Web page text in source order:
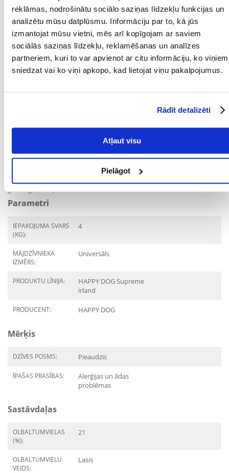
reklāmas, nodrošinātu sociālo saziņas līdzekļu funkcijas un
analizētu mūsu datplūsmu. Informāciju par to, kā jūs
izmantojat mūsu vietni, mēs arī kopīgojam ar saviem
sociālās saziņas līdzekļu, reklamēšanas un analīzes
partneriem, kuri to var apvienot ar citu informāciju, ko viņiem
sniedzat vai ko viņi apkopo, kad lietojat viņu pakalpojumus.
Rādīt detalizēti
Atļaut visu
Pielāgot
- biotīns: 500ug
- pantotēnskābe: 10 mg
- niacīns: 45 mg
- folijskābe: 2 mg
- dzelzs: 110 mg
- vara: 10 mg
- cinka: 135 mg
- mangāns: 25 mg
ābolu izspaidas (kaltētas) (1%), olu pulveris, nātrija hlorīds, raugs
(kaltēts), kālija hlorīds, Jūras aļģes (kaltētas), linsēklas (0,2%), mieži
(fermentēti) (0,2%), gliemju gaļa (kaltēta) (0,05%), Yucca Schidigera,
artišoki, pienene, ingvers, bērzu lapas, nātres, salvija, koriandrs,
rozmarīns, timiāns, lakricas sakne, kumelīte, brūklene, avenes (kopā
garšaugi 0,16%).
Parametri
IEPAKOJUMA SVARS
(KG):
4
MĀJDZĪVNIEKA
IZMĒRS:
Universāls
PRODUKTU LĪNIJA:
HAPPY DOG Supreme
irland
PRODUCENT: HAPPY DOG
Mērķis
DZĪVES POSMS: Pieaudzis
ĪPAŠAS PRASĪBAS:
Alerģijas un ādas
problēmas
Sastāvdaļas
OLBALTUMVIELAS
(%):
21
OLBALTUMVIELU
VEIDS:
Lasis